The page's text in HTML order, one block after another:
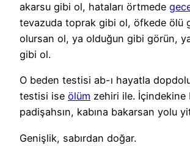
akarsu gibi ol, hataları örtmede
tevazuda toprak gibi ol, öfkede ölü
olursan ol, ya olduğun gibi görün,
gibi ol.
O beden testisi ab-ı hayatla
testisi ise ölüm zehiri ile. İçindekine
padişahsın, kabına bakarsan yolu
Genişlik, sabırdan doğar.